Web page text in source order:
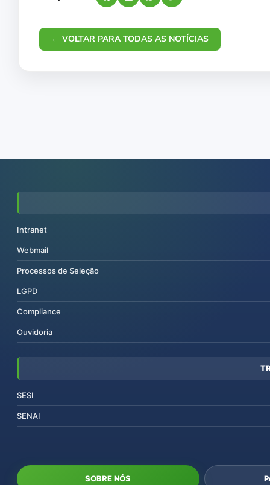
← VOLTAR PARA TODAS AS NOTÍCIAS
Intranet
Webmail
Processos de Seleção
LGPD
Compliance
Ouvidoria
SESI
SENAI
SOBRE NÓS